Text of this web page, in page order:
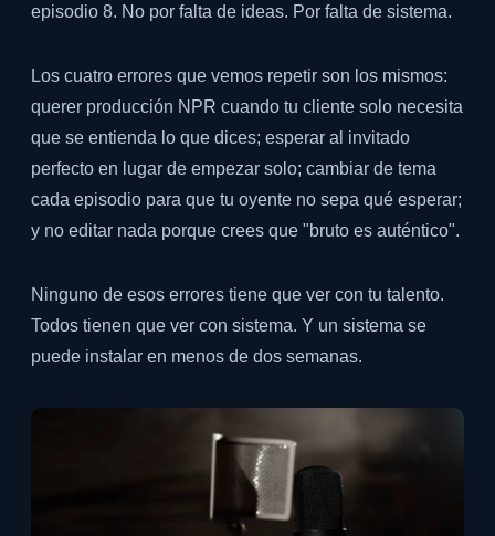
episodio 8. No por falta de ideas. Por falta de sistema.
Los cuatro errores que vemos repetir son los mismos:
querer producción NPR cuando tu cliente solo necesita
que se entienda lo que dices; esperar al invitado
perfecto en lugar de empezar solo; cambiar de tema
cada episodio para que tu oyente no sepa qué esperar;
y no editar nada porque crees que "bruto es auténtico".
Ninguno de esos errores tiene que ver con tu talento.
Todos tienen que ver con sistema. Y un sistema se
puede instalar en menos de dos semanas.